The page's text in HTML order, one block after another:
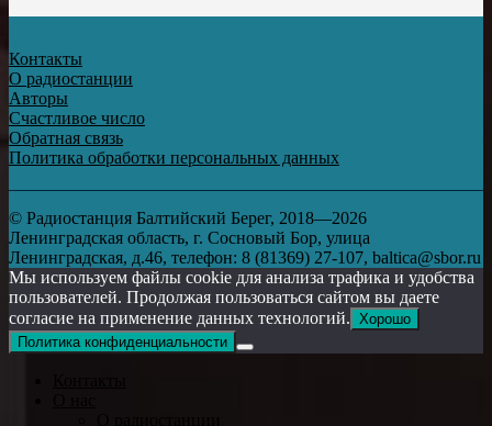
Контакты
О радиостанции
Авторы
Счастливое число
Обратная связь
Политика обработки персональных данных
© Радиостанция Балтийский Берег, 2018—2026
Ленинградская область, г. Сосновый Бор, улица
Ленинградская, д.46, телефон: 8 (81369) 27-107, baltica@sbor.ru
Мы используем файлы cookie для анализа трафика и удобства
пользователей. Продолжая пользоваться сайтом вы даете
согласие на применение данных технологий. Хорошо
Политика конфиденциальности